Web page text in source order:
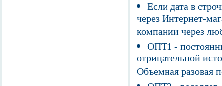
Если дата в
через Интернет-
компании через
ОПТ1 -
отрицательной
Объемная разовая